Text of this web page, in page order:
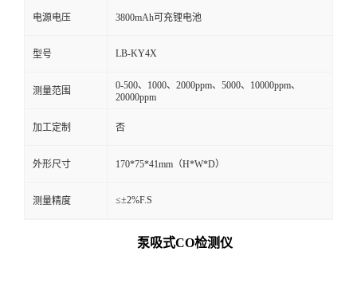
在
线
电源电压 3800mAh可充锂电池
型号 LB-KY4X
测量范围
0-500、1000、2000ppm、5000、10000ppm、
20000ppm
加工定制 否
外形尺寸 170*75*41mm（H*W*D）
测量精度 ≤±2%F.S
泵吸式CO检测仪